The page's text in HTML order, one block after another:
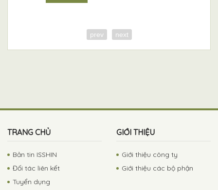
prev next
TRANG CHỦ
Bản tin ISSHIN
Đối tác liên kết
Tuyển dụng
GIỚI THIỆU
Giới thiệu công ty
Giới thiệu các bộ phận